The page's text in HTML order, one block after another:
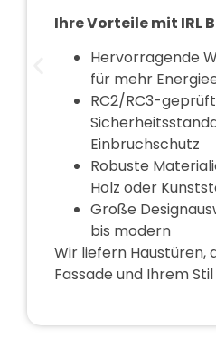
Ihre Vorteile mit IRL
Hervorragende
für mehr
RC2/RC3-
Einbruchschutz
Robuste
Holz oder
Große
bis modern
Wir liefern Haustüren,
Fassade und Ihrem